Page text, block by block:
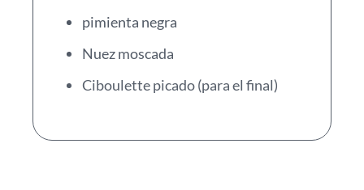
pimienta negra
Nuez moscada
Ciboulette picado (para el final)